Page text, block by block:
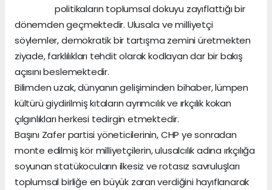
politikaların toplumsal dokuyu zayıflattığı bir
dönemden geçmektedir. Ulusalcı ve milliyetçi
söylemler, demokratik bir tartışma zemini üretmekten
ziyade, farklılıkları tehdit olarak kodlayan dar bir bakış
açısını beslemektedir.
Bilimden uzak, dünyanın gelişiminden bihaber, lümpen
kültürü giydirilmiş kıtaların ayrımcılık ve ırkçılık kokan
çılgınlıkları herkesi tedirgin etmektedir.
Başını Zafer partisi yöneticilerinin, CHP ye sonradan
monte edilmiş kör milliyetçilerin, ulusalcılık adına ırkçılığa
soyunan statükocuların ilkesiz ve rotasız savruluşları
toplumsal birliğe en büyük zararı verdiğini hayıflanarak